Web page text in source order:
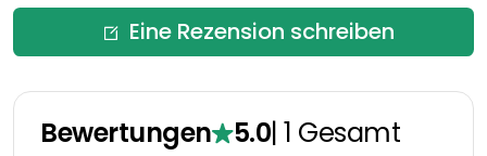
Eine Rezension schreiben
Bewertungen 5.0|1 Gesamt